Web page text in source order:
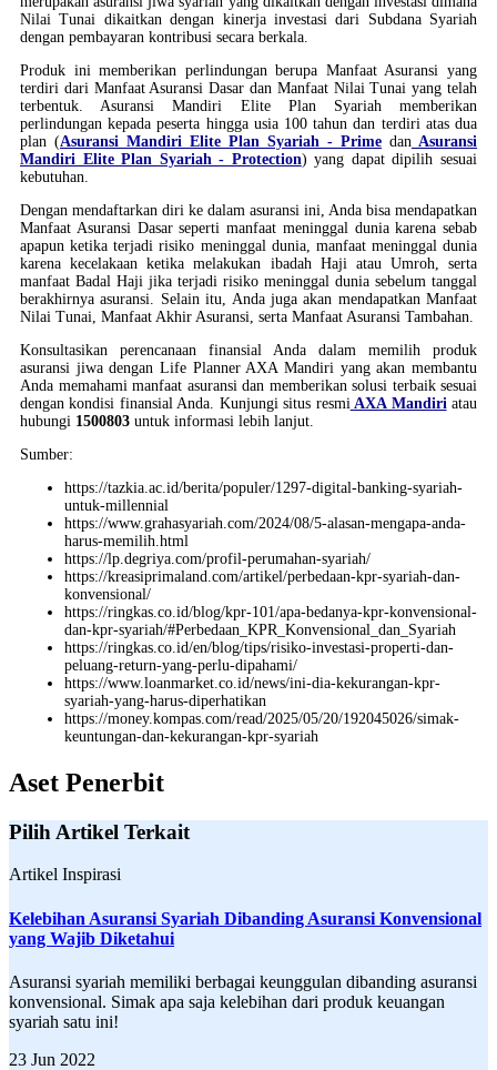
Nilai Tunai dikaitkan dengan kinerja investasi dari Subdana Syariah
dengan pembayaran kontribusi secara berkala.
Produk ini memberikan perlindungan berupa Manfaat Asuransi yang
terdiri dari Manfaat Asuransi Dasar dan Manfaat Nilai Tunai yang telah
terbentuk. Asuransi Mandiri Elite Plan Syariah memberikan
perlindungan kepada peserta hingga usia 100 tahun dan terdiri atas dua
plan (Asuransi Mandiri Elite Plan Syariah - Prime dan Asuransi
Mandiri Elite Plan Syariah - Protection) yang dapat dipilih sesuai
kebutuhan.
Dengan mendaftarkan diri ke dalam asuransi ini, Anda bisa mendapatkan
Manfaat Asuransi Dasar seperti manfaat meninggal dunia karena sebab
apapun ketika terjadi risiko meninggal dunia, manfaat meninggal dunia
karena kecelakaan ketika melakukan ibadah Haji atau Umroh, serta
manfaat Badal Haji jika terjadi risiko meninggal dunia sebelum tanggal
berakhirnya asuransi. Selain itu, Anda juga akan mendapatkan Manfaat
Nilai Tunai, Manfaat Akhir Asuransi, serta Manfaat Asuransi Tambahan.
Konsultasikan perencanaan finansial Anda dalam memilih produk
asuransi jiwa dengan Life Planner AXA Mandiri yang akan membantu
Anda memahami manfaat asuransi dan memberikan solusi terbaik sesuai
dengan kondisi finansial Anda. Kunjungi situs resmi AXA Mandiri atau
hubungi 1500803 untuk informasi lebih lanjut.
Sumber:
https://tazkia.ac.id/berita/populer/1297-digital-banking-syariah-
untuk-millennial
https://www.grahasyariah.com/2024/08/5-alasan-mengapa-anda-
harus-memilih.html
https://lp.degriya.com/profil-perumahan-syariah/
https://kreasiprimaland.com/artikel/perbedaan-kpr-syariah-dan-
konvensional/
https://ringkas.co.id/blog/kpr-101/apa-bedanya-kpr-konvensional-
dan-kpr-syariah/#Perbedaan_KPR_Konvensional_dan_Syariah
https://ringkas.co.id/en/blog/tips/risiko-investasi-properti-dan-
peluang-return-yang-perlu-dipahami/
https://www.loanmarket.co.id/news/ini-dia-kekurangan-kpr-
syariah-yang-harus-diperhatikan
https://money.kompas.com/read/2025/05/20/192045026/simak-
keuntungan-dan-kekurangan-kpr-syariah
Aset Penerbit
Pilih Artikel Terkait
Artikel Inspirasi
Kelebihan Asuransi Syariah Dibanding Asuransi Konvensional
yang Wajib Diketahui
Asuransi syariah memiliki berbagai keunggulan dibanding asuransi
konvensional. Simak apa saja kelebihan dari produk keuangan
syariah satu ini!
23 Jun 2022